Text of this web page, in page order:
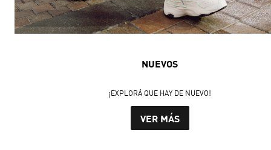
NUEVOS
¡EXPLORÁ QUE HAY DE NUEVO!
VER MÁS